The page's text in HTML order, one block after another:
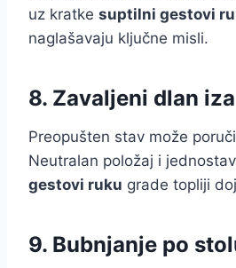
uz kratke suptilni gestovi
naglašavaju ključne misli.
8. Zavaljeni dlan
Preopušten stav može
Neutralan položaj i
gestovi ruku grade topliji
9. Bubnjanje po